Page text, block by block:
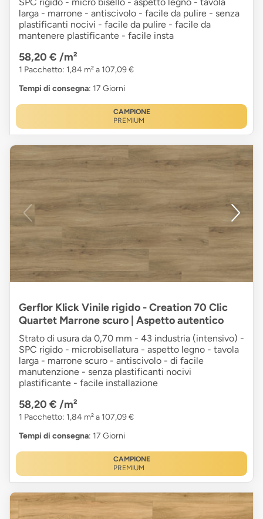
larga - marrone - antiscivolo - facile da pulire - senza
plastificanti nocivi - facile da pulire - facile da
mantenere plastificante - facile insta
58,20 € /m²
1 Pacchetto: 1,84 m² a 107,09 €
Tempi di consegna: 17 Giorni
CAMPIONE
PREMIUM
Gerflor Klick Vinile rigido - Creation 70 Clic
Quartet Marrone scuro | Aspetto autentico
Strato di usura da 0,70 mm - 43 industria (intensivo) -
SPC rigido - microbisellatura - aspetto legno - tavola
larga - marrone scuro - antiscivolo - di facile
manutenzione - senza plastificanti nocivi
plastificante - facile installazione
58,20 € /m²
1 Pacchetto: 1,84 m² a 107,09 €
Tempi di consegna: 17 Giorni
CAMPIONE
PREMIUM